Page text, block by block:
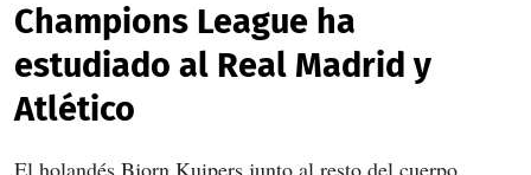
Champions League ha
estudiado al Real Madrid y
Atlético
El holandés Bjorn Kuipers junto al resto del cuerpo